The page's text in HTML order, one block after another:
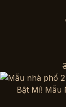
Bật Mí! Mẫu